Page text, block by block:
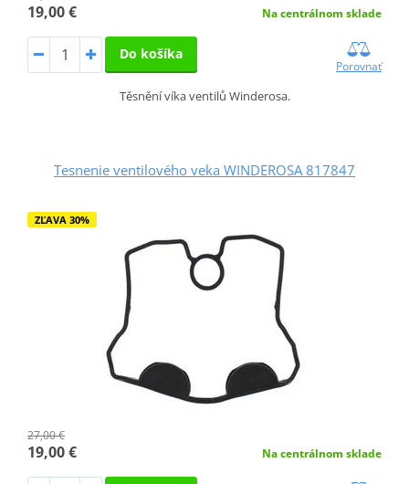
19,00 € Na centrálnom sklade
Do košíka
Porovnať
Těsnění víka ventilů Winderosa.
Tesnenie ventilového veka WINDEROSA 817847
ZĽAVA 30%
27,00 €
19,00 € Na centrálnom sklade